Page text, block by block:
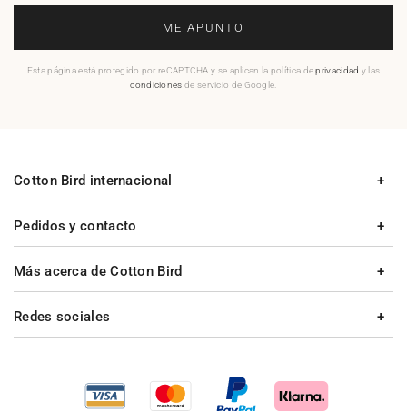
ME APUNTO
Esta página está protegido por reCAPTCHA y se aplican la política deprivacidad y las
condiciones de servicio de Google.
Pedidos y contacto
Más acerca de Cotton Bird
Cotton Bird internacional
Redes sociales